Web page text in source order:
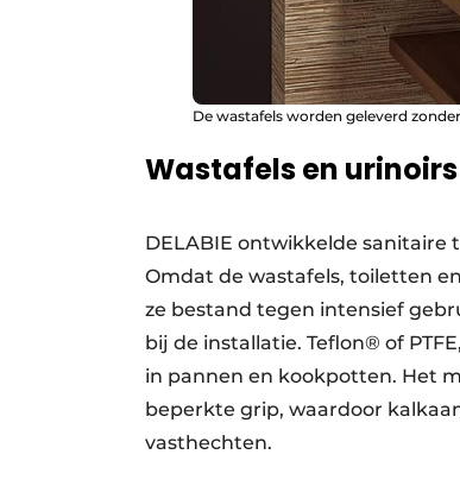
De wastafels worden geleverd
Wastafels en urinoirs
DELABIE ontwikkelde sanitaire
Omdat de wastafels, toiletten
ze bestand tegen intensief
bij de installatie. Teflon® of
in pannen en kookpotten. Het
beperkte grip, waardoor
vasthechten.